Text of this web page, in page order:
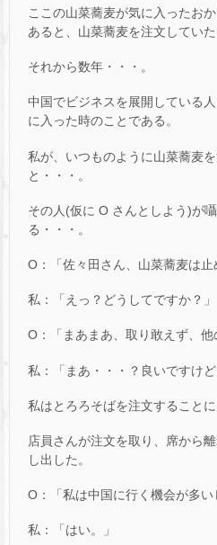
ここの山菜蕎麦が気に入ったお
あると、山菜蕎麦を注文していた
それから数年・・・。
中国でビジネスを展開している
に入った時のことである。
私が、いつものように山菜蕎麦
と・・・。
その人(仮に O さんとしよう)が
る・・・。
O：「佐々田さん、山菜蕎麦は止
私：「えっ？どうしてですか？」
O：「まあまあ、取り敢えず、他
私：「まあ・・・？良いですけど
私はとろろそばを注文することに
店員さんが注文を取り、席から
し出した。
O：「私は中国に行く機会が多い
私：「はい。」